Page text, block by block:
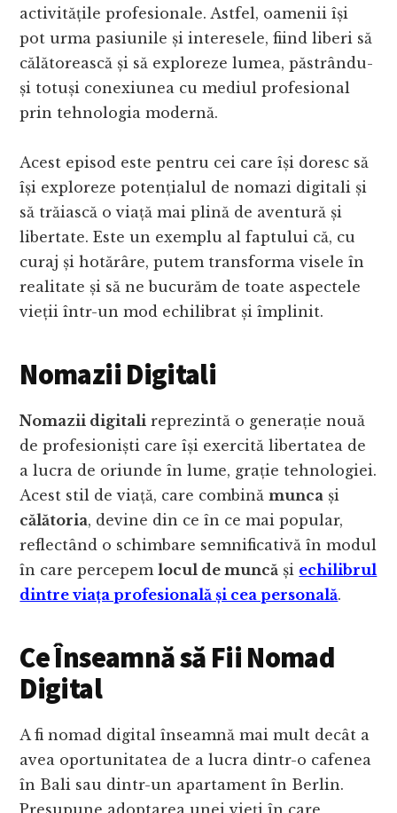
activitățile profesionale. Astfel, oamenii își
pot urma pasiunile și interesele, fiind liberi să
călătorească și să exploreze lumea, păstrându-
și totuși conexiunea cu mediul profesional
prin tehnologia modernă.
Acest episod este pentru cei care își doresc să
își exploreze potențialul de nomazi digitali și
să trăiască o viață mai plină de aventură și
libertate. Este un exemplu al faptului că, cu
curaj și hotărâre, putem transforma visele în
realitate și să ne bucurăm de toate aspectele
vieții într-un mod echilibrat și împlinit.
Nomazii Digitali
Nomazii digitali reprezintă o generație nouă
de profesioniști care își exercită libertatea de
a lucra de oriunde în lume, grație tehnologiei.
Acest stil de viață, care combinămunca și
călătoria, devine din ce în ce mai popular,
reflectând o schimbare semnificativă în modul
în care percepemlocul de muncă și echilibrul
dintre viața profesională și cea personală.
Ce Înseamnă să Fii Nomad
Digital
A fi nomad digital înseamnă mai mult decât a
avea oportunitatea de a lucra dintr-o cafenea
în Bali sau dintr-un apartament în Berlin.